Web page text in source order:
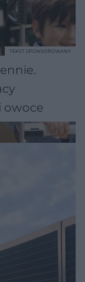
owoce
TEKST SPONSOROWANY